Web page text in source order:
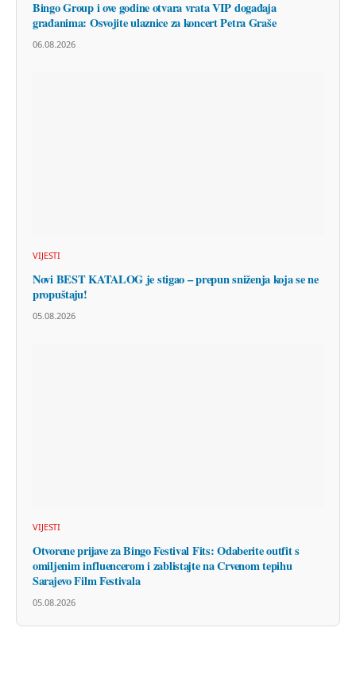
Bingo Group i ove godine otvara vrata VIP događaja
građanima: Osvojite ulaznice za koncert Petra Graše
06.08.2026
VIJESTI
Novi BEST KATALOG je stigao – prepun sniženja koja se ne
propuštaju!
05.08.2026
VIJESTI
Otvorene prijave za Bingo Festival Fits: Odaberite outfit s
omiljenim influencerom i zablistajte na Crvenom tepihu
Sarajevo Film Festivala
05.08.2026